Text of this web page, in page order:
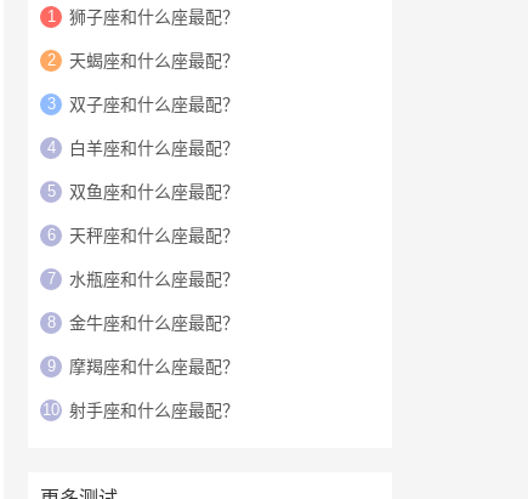
1 狮子座和什么座最配？
2 天蝎座和什么座最配？
3 双子座和什么座最配？
4 白羊座和什么座最配？
5 双鱼座和什么座最配？
6 天秤座和什么座最配？
7 水瓶座和什么座最配？
8 金牛座和什么座最配？
9 摩羯座和什么座最配？
10 射手座和什么座最配？